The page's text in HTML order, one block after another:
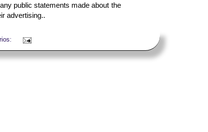
public statements made about the
advertising..